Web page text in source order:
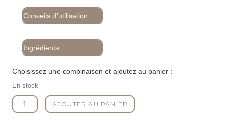
Conseils d’utilisation
Ingrédients
Choisissez une combinaison et ajoutez au panier :
En stock
quantité
de
AJOUTER AU PANIER